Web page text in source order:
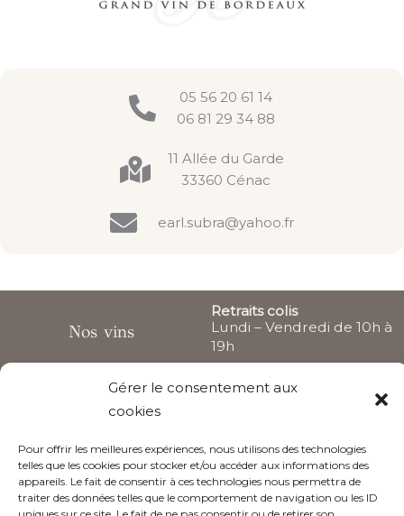
Gérer le consentement aux
cookies
Pour offrir les meilleures expériences, nous utilisons des technologies
telles que les cookies pour stocker et/ou accéder aux informations des
appareils. Le fait de consentir à ces technologies nous permettra de
traiter des données telles que le comportement de navigation ou les ID
05 56 20 61 14
06 81 29 34 88
11 Allée du Garde
33360 Cénac
earl.subra@yahoo.fr
Nos vins
Le Château
Retraits colis
Lundi – Vendredi de 10h à
19h
Samedi sur rendez-vous
rendez-vous
Suivez nous